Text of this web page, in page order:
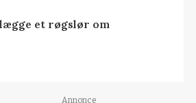
et røgslør om
Annonce